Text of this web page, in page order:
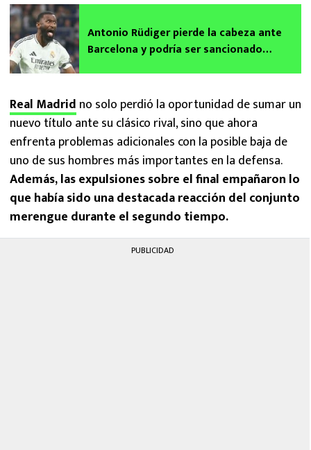
Antonio Rüdiger pierde la cabeza ante
Barcelona y podría ser sancionado
Real Madrid no solo perdió la oportunidad de sumar un
nuevo título ante su clásico rival, sino que ahora
enfrenta problemas adicionales con la posible baja de
uno de sus hombres más importantes en la defensa.
Además, las expulsiones sobre el final empañaron lo
que había sido una destacada reacción del conjunto
merengue durante el segundo tiempo.
PUBLICIDAD